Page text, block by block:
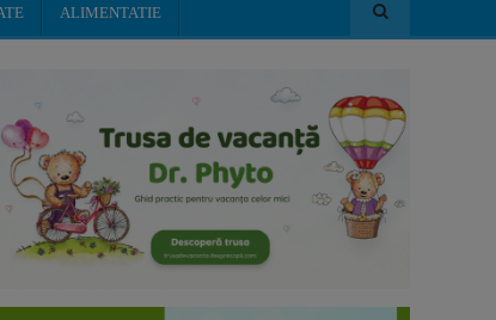
ALIMENTATIE